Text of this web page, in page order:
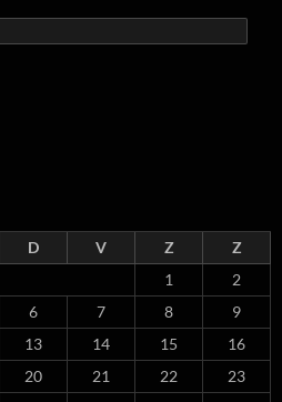
D V Z
Z
1
2
6 7 8
9
13 14 15
16
20 21 22
23